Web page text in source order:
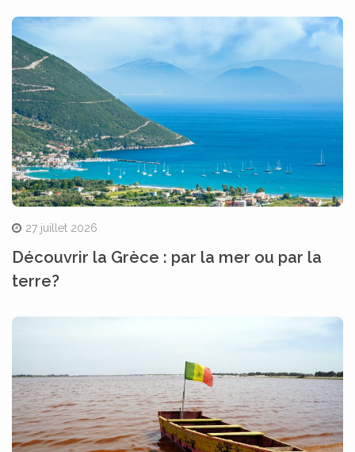
27 juillet 2026
Découvrir la Grèce : par la mer ou par la
terre?